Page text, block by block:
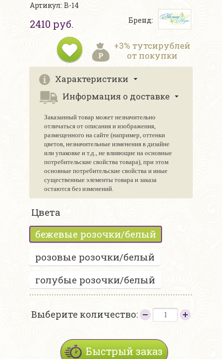
Артикул: В-14
2410 руб. Бренд:
+3% тутсирублей
от покупки
Характеристики
Информация о доставке
Заказанный товар может незначительно
отличаться от описания и изображения,
размещенного на сайте (например, оттенки
цветов, незначительные изменения в дизайне
или упаковке и т.д., не влияющие на основные
потребительские свойства товара), при этом
основные потребительские свойства и иные
существенные элементы товара и заказа
остаются без изменений.
Цвета
бежевые розочки/белый
розовые розочки/белый
голубые розочки/белый
Выберите количество:
Быстрый заказ